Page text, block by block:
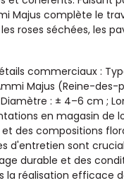
Majus complète le
roses séchées, les
commerciaux :
Majus (Reine-
: ± 4–6 cm ;
en magasin de
des compositions
d'entretien sont
durable et des
la réalisation efficace